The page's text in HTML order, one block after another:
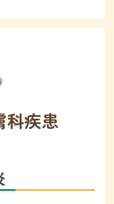
科疾患